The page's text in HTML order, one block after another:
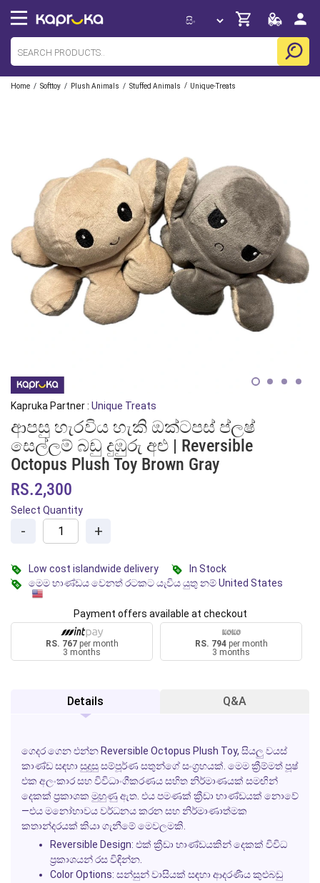
Home / Softtoy / Plush Animals / Stuffed Animals / Unique-Treats
Kapruka Partner : Unique Treats
ආපසු හැරවිය හැකි ඔක්ටපස් ප්ලෂ්
සෙල්ලම් බඩු දුඹුරු අළු | Reversible
Octopus Plush Toy Brown Gray
RS.2,300
Select Quantity
- +
Low cost islandwide delivery
In Stock
මෙම භාණ්ඩය වෙනත් රටකට යැවිය යුතු නම් United States
Payment offers available at checkout
RS. 767per month
3 months
RS. 794per month
3 months
Details Q&A
ගෙදර ගෙන එන්න Reversible Octopus Plush Toy, සියලු වයස්
කාණ්ඩ සඳහා සුදුසු සම්පූර්ණ සතුන්ගේ සංග්‍රහයක්. මෙම ක්‍රීම්මත් පූෂ්
එක අලංකාර සහ විවිධාංගීකරණය සහිත නිර්මාණයක් සමඟින්
දෙකක් ප්‍රකාශක මුහුණු ඇත. එය පමණක් ක්‍රීඩා භාණ්ඩයක් නොවේ
—එය මනෝභාවය වර්ධනය කරන සහ නිර්මාණාත්මක
කතාන්දරයක් කියා ගැනීමේ මෙවලමකි.
Reversible Design: එක් ක්‍රීඩා භාණ්ඩයකින් දෙකක් විවිධ
ප්‍රකාශයන් රස විඳින්න.
Color Options: සන්සුන් වාසියක් සඳහා ආදරණීය කුළුබඩු